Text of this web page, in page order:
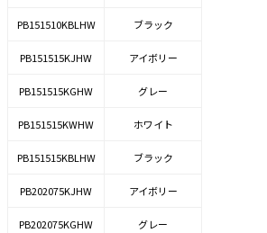
PB151510KBLHW ブラック
PB151515KJHW アイボリー
PB151515KGHW グレー
PB151515KWHW ホワイト
PB151515KBLHW ブラック
PB202075KJHW アイボリー
PB202075KGHW グレー